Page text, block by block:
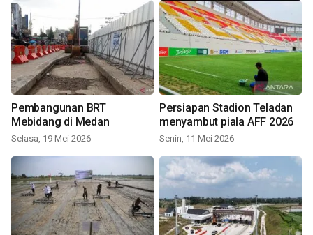
Pembangunan BRT
Mebidang di Medan
Selasa, 19 Mei 2026
Persiapan Stadion Teladan
menyambut piala AFF 2026
Senin, 11 Mei 2026